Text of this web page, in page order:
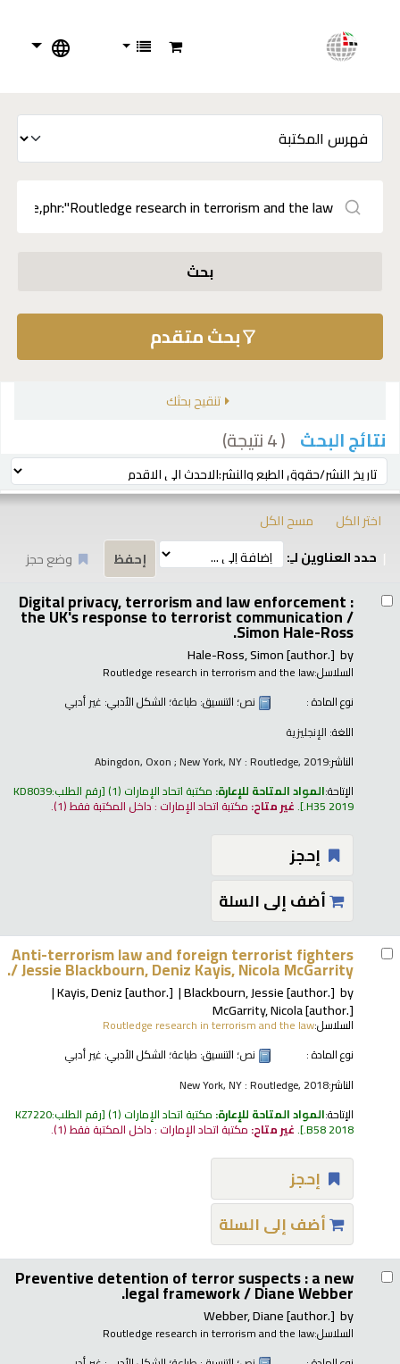
بحث
بحث متقدم
تنقيح بحثك
نتائج البحث ( 4 نتيجة)
ترتيب بواسطة:
اختر الكل
مسح الكل
حدد العناوين لـِ:
وضع حجز
Digital privacy, terrorism and law enforcement :
the UK's response to terrorist communication /
Simon Hale-Ross.
by
Hale-Ross, Simon[author.]
السلاسل:Routledge research in terrorism and the law
نوع المادة :
نص؛ التنسيق: طباعة؛ الشكل الأدبي: غير أدبي
اللغة: الإنجليزية
الناشر:Abingdon, Oxon ; New York, NY : Routledge, 2019
الإتاحة:المواد المتاحة للإعارة: مكتبة اتحاد الإمارات (1) رقم الطلب:KD8039
.H35 2019
.غير متاح: مكتبة اتحاد الإمارات : داخل المكتبة فقط(1).
إحجز
أضف إلى السلة
Anti-terrorism law and foreign terrorist fighters
/Jessie Blackbourn, Deniz Kayis, Nicola McGarrity.
by
Blackbourn, Jessie[author.]
Kayis, Deniz[author.]
McGarrity, Nicola[author.]
السلاسل:Routledge research in terrorism and the law
نوع المادة :
نص؛ التنسيق: طباعة؛ الشكل الأدبي: غير أدبي
الناشر:New York, NY : Routledge, 2018
الإتاحة:المواد المتاحة للإعارة: مكتبة اتحاد الإمارات (1) رقم الطلب:KZ7220
.B58 2018
.غير متاح: مكتبة اتحاد الإمارات : داخل المكتبة فقط(1).
إحجز
أضف إلى السلة
Preventive detention of terror suspects : a new
legal framework /Diane Webber.
by
Webber, Diane[author.]
السلاسل:Routledge research in terrorism and the law